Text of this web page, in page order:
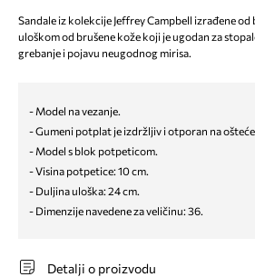
Sandale iz kolekcije Jeffrey Campbell izrađene od
uloškom od brušene kože koji je ugodan za
grebanje i pojavu neugodnog mirisa.
- Model na vezanje.
- Gumeni potplat je izdržljiv i otporan na
- Model s blok potpeticom.
- Visina potpetice: 10 cm.
- Duljina uloška: 24 cm.
- Dimenzije navedene za veličinu: 36.
Detalji o proizvodu